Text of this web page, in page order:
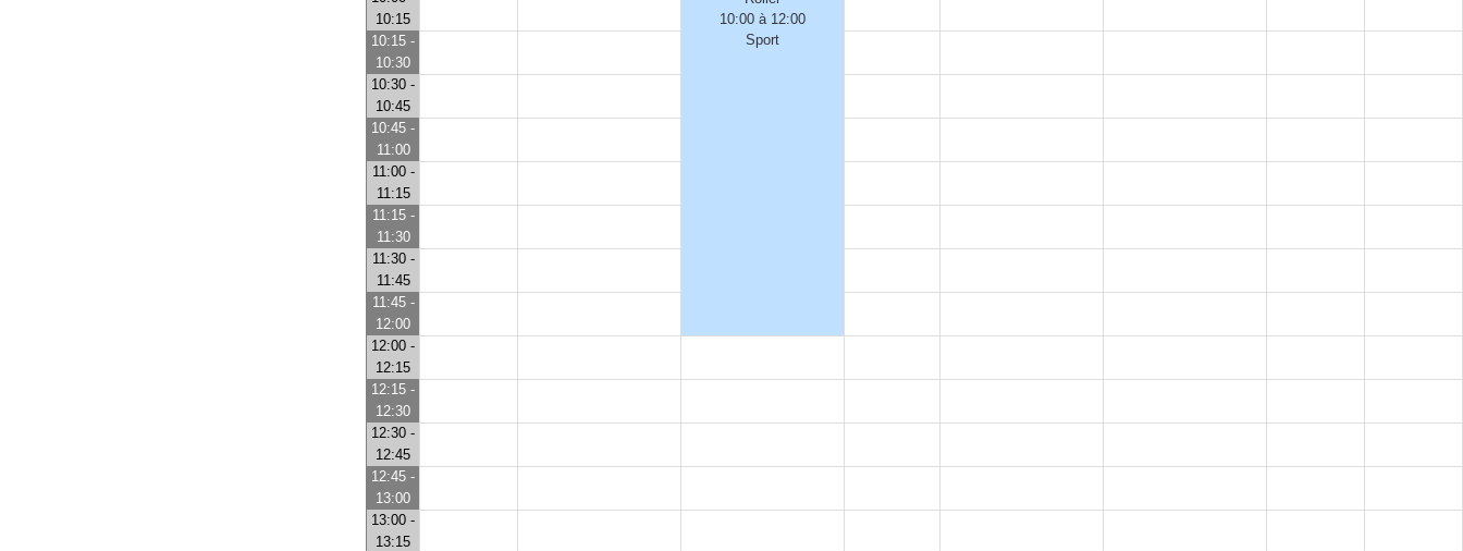
10:15
10:00 à 12:00
Sport
10:15 -
10:30
10:30 -
10:45
10:45 -
11:00
11:00 -
11:15
11:15 -
11:30
11:30 -
11:45
11:45 -
12:00
12:00 -
12:15
12:15 -
12:30
12:30 -
12:45
12:45 -
13:00
13:00 -
13:15